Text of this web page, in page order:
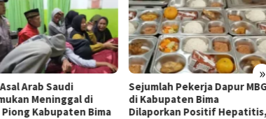
»
Pekerja Dapur MBG
Bima
Positif Hepatitis,
Jelang HUT Ke-81 RI, Tokoh
Pemuda NTB Ajak Seluruh
Elemen Bangsa Perkuat
Persatuan